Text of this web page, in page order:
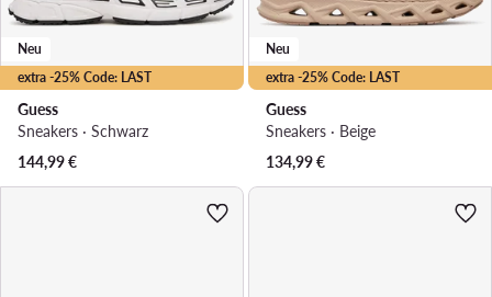
extra -25% Code: LAST
Neu
Guess
Sneakers · Schwarz
144,99€
extra -25% Code: LAST
Neu
Guess
Sneakers · Beige
134,99€